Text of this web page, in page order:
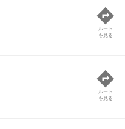
ルート
を見る
ルート
を見る